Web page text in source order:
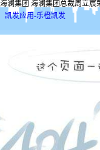
海澜集团 海澜集团总裁周立宸
凯发应用-乐橙凯发